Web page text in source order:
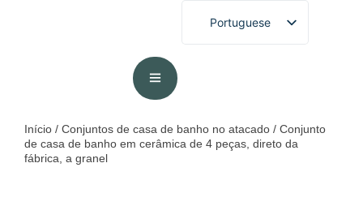
Portuguese
English
Spanish
Início / Conjuntos de casa de banho no atacado / Conjunto
de casa de banho em cerâmica de 4 peças, direto da
fábrica, a granel